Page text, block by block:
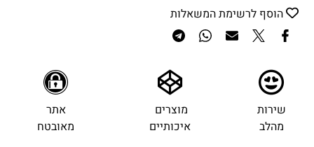
הוסף לרשימת המשאלות
שירות
מהלב
מוצרים
איכותיים
אתר
מאובטח